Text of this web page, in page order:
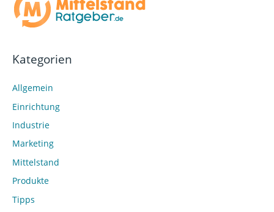
Kategorien
Allgemein
Einrichtung
Industrie
Marketing
Mittelstand
Produkte
Tipps